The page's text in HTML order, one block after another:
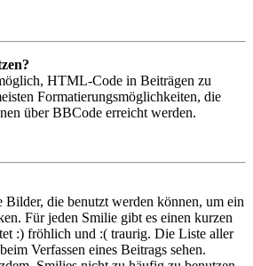
HTML-Code in Beiträgen zu
Formatierungsmöglichkeiten, die
über BBCode erreicht werden.
Bilder, die benutzt werden können, um ein
Für jeden Smilie gibt es einen kurzen
:) fröhlich und :( traurig. Die Liste aller
Verfassen eines Beitrags sehen.